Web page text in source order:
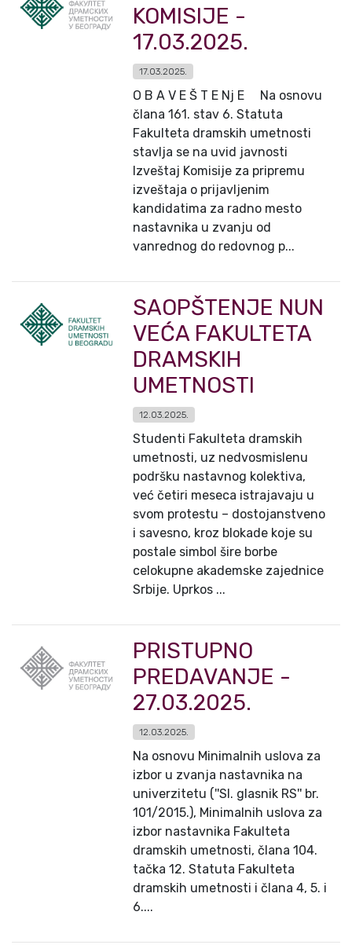
KOMISIJE -
17.03.2025.
17.03.2025.
O B A V E Š T E Nj E Na osnovu
člana 161. stav 6. Statuta
Fakulteta dramskih umetnosti
stavlja se na uvid javnosti
Izveštaj Komisije za pripremu
izveštaja o prijavljenim
kandidatima za radno mesto
nastavnika u zvanju od
vanrednog do redovnog p...
SAOPŠTENJE NUN
VEĆA FAKULTETA
DRAMSKIH
UMETNOSTI
12.03.2025.
Studenti Fakulteta dramskih
umetnosti, uz nedvosmislenu
podršku nastavnog kolektiva,
već četiri meseca istrajavaju u
svom protestu – dostojanstveno
i savesno, kroz blokade koje su
postale simbol šire borbe
celokupne akademske zajednice
Srbije. Uprkos ...
PRISTUPNO
PREDAVANJE -
27.03.2025.
12.03.2025.
Na osnovu Minimalnih uslova za
izbor u zvanja nastavnika na
univerzitetu (''Sl. glasnik RS'' br.
101/2015.), Minimalnih uslova za
izbor nastavnika Fakulteta
dramskih umetnosti, člana 104.
tačka 12. Statuta Fakulteta
dramskih umetnosti i člana 4, 5. i
6....